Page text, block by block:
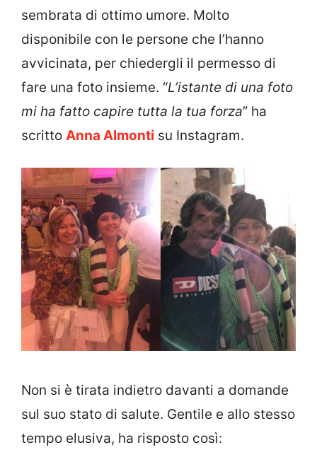
sembrata di ottimo umore. Molto
disponibile con le persone che l’hanno
avvicinata, per chiedergli il permesso di
fare una foto insieme. “L’istante di una foto
mi ha fatto capire tutta la tua forza” ha
scritto Anna Almonti su Instagram.
Non si è tirata indietro davanti a domande
sul suo stato di salute. Gentile e allo stesso
tempo elusiva, ha risposto così: